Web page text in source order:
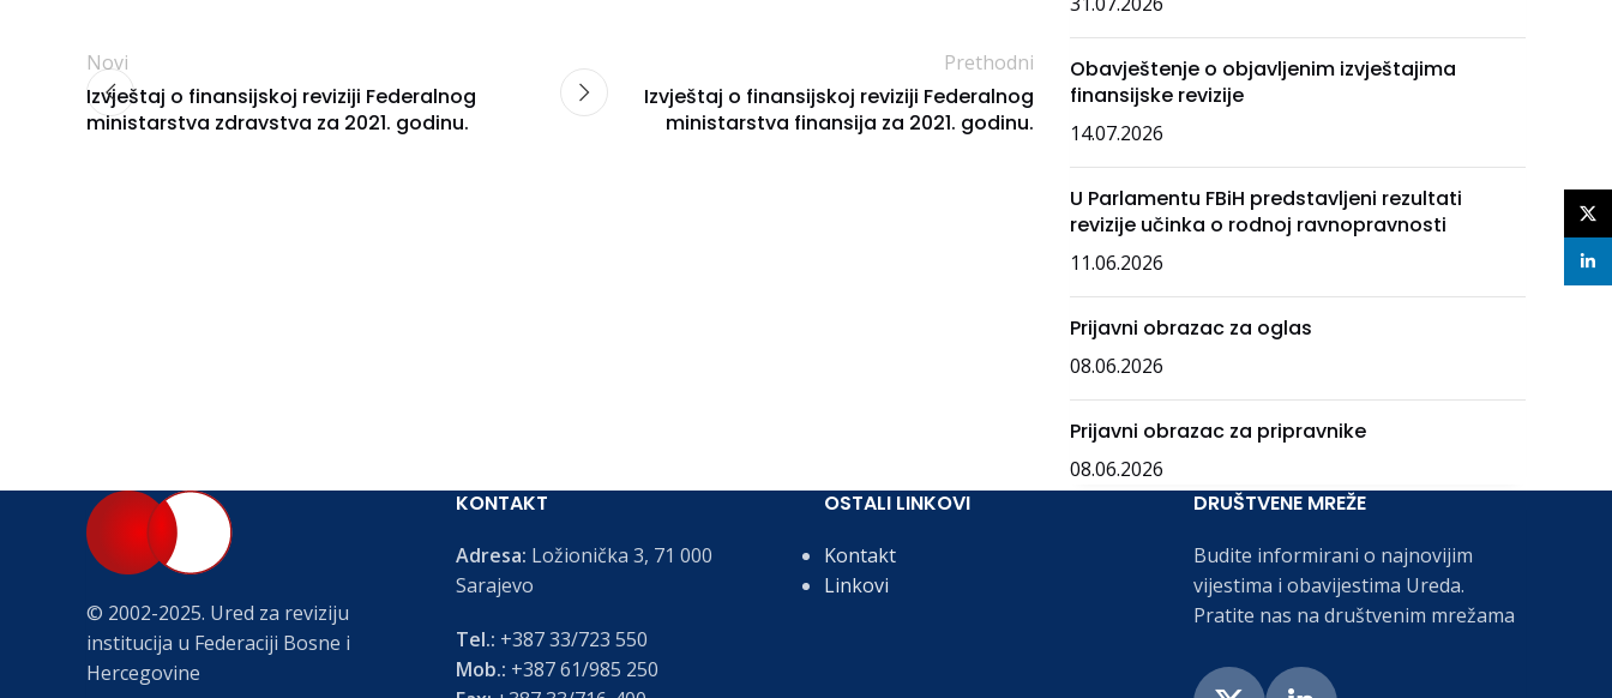
Novi
Izvještaj o finansijskoj reviziji Federalnog
ministarstva zdravstva za 2021. godinu.
Prethodni
Izvještaj o finansijskoj reviziji Federalnog
ministarstva finansija za 2021. godinu.
Obavještenje o objavljenim izvještajima
finansijske revizije
14.07.2026
U Parlamentu FBiH predstavljeni rezultati
revizije učinka o rodnoj ravnopravnosti
11.06.2026
Prijavni obrazac za oglas
08.06.2026
Prijavni obrazac za pripravnike
08.06.2026
© 2002-2025. Ured za reviziju
institucija u Federaciji Bosne i
Hercegovine
KONTAKT
Adresa: Ložionička 3, 71 000
Sarajevo
Tel.: +387 33/723 550
Mob.: +387 61/985 250
OSTALI LINKOVI
Kontakt
Linkovi
DRUŠTVENE MREŽE
Budite informirani o najnovijim
vijestima i obavijestima Ureda.
Pratite nas na društvenim mrežama